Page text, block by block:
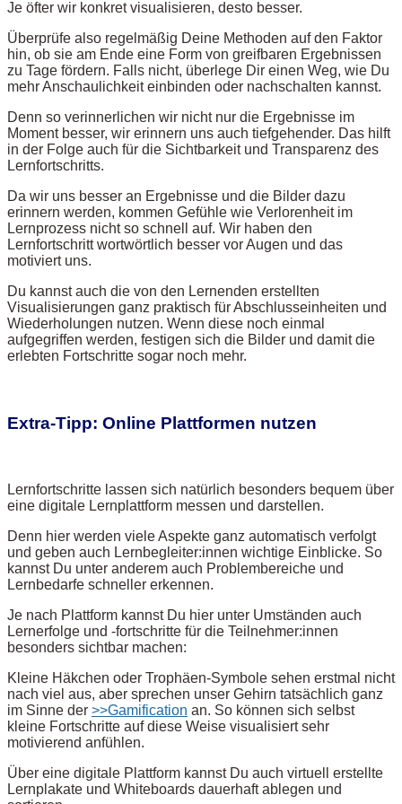
Je öfter wir konkret visualisieren, desto besser.
Überprüfe also regelmäßig Deine Methoden auf den Faktor
hin, ob sie am Ende eine Form von greifbaren Ergebnissen
zu Tage fördern. Falls nicht, überlege Dir einen Weg, wie Du
mehr Anschaulichkeit einbinden oder nachschalten kannst.
Denn so verinnerlichen wir nicht nur die Ergebnisse im
Moment besser, wir erinnern uns auch tiefgehender. Das hilft
in der Folge auch für die Sichtbarkeit und Transparenz des
Lernfortschritts.
Da wir uns besser an Ergebnisse und die Bilder dazu
erinnern werden, kommen Gefühle wie Verlorenheit im
Lernprozess nicht so schnell auf. Wir haben den
Lernfortschritt wortwörtlich besser vor Augen und das
motiviert uns.
Du kannst auch die von den Lernenden erstellten
Visualisierungen ganz praktisch für Abschlusseinheiten und
Wiederholungen nutzen. Wenn diese noch einmal
aufgegriffen werden, festigen sich die Bilder und damit die
erlebten Fortschritte sogar noch mehr.
Extra-Tipp: Online Plattformen nutzen
Lernfortschritte lassen sich natürlich besonders bequem über
eine digitale Lernplattform messen und darstellen.
Denn hier werden viele Aspekte ganz automatisch verfolgt
und geben auch Lernbegleiter:innen wichtige Einblicke. So
kannst Du unter anderem auch Problembereiche und
Lernbedarfe schneller erkennen.
Je nach Plattform kannst Du hier unter Umständen auch
Lernerfolge und -fortschritte für die Teilnehmer:innen
besonders sichtbar machen:
Kleine Häkchen oder Trophäen-Symbole sehen erstmal nicht
nach viel aus, aber sprechen unser Gehirn tatsächlich ganz
im Sinne der >>Gamification an. So können sich selbst
kleine Fortschritte auf diese Weise visualisiert sehr
motivierend anfühlen.
Über eine digitale Plattform kannst Du auch virtuell erstellte
Lernplakate und Whiteboards dauerhaft ablegen und